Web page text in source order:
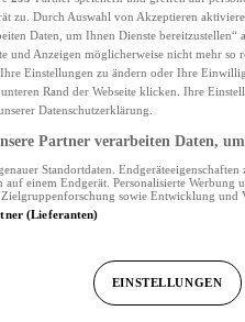
zu. Durch Auswahl von Akzeptieren
Daten, um Ihnen Dienste
und Anzeigen möglicherweise nicht mehr so
Einstellungen zu ändern oder Ihre
Rand der Webseite klicken. Ihre
Datenschutzerklärung.
Partner verarbeiten Daten,
Standortdaten.
einem Endgerät. Personalisierte Werbung
sowie Entwicklung und
(Lieferanten)
EINSTELLUNGEN